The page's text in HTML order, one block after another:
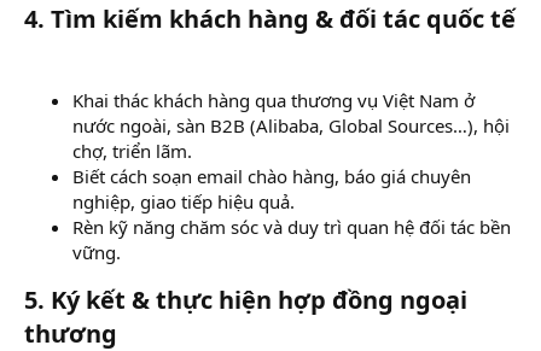
4. Tìm kiếm khách hàng & đối tác quốc tế​
Khai thác khách hàng qua thương vụ Việt Nam ở
nước ngoài, sàn B2B (Alibaba, Global Sources…), hội
chợ, triển lãm.
Biết cách soạn email chào hàng, báo giá chuyên
nghiệp, giao tiếp hiệu quả.
Rèn kỹ năng chăm sóc và duy trì quan hệ đối tác bền
vững.
5. Ký kết & thực hiện hợp đồng ngoại
thương​